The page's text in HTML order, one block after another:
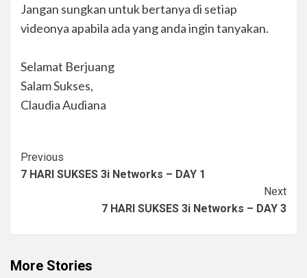
Jangan sungkan untuk bertanya di setiap
videonya apabila ada yang anda ingin tanyakan.
Selamat Berjuang
Salam Sukses,
Claudia Audiana
Previous
7 HARI SUKSES 3i Networks – DAY 1
Next
7 HARI SUKSES 3i Networks – DAY 3
More Stories